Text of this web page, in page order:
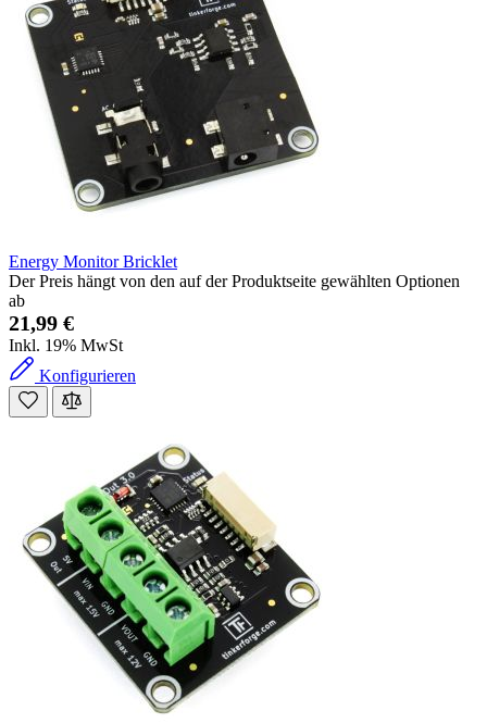
Energy Monitor Bricklet
Der Preis hängt von den auf der Produktseite gewählten Optionen
ab
21,99 €
Inkl. 19% MwSt
Konfigurieren